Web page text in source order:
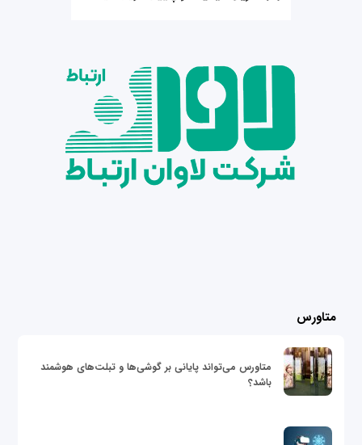
متاورس
متاورس می‌تواند پایانی بر گوشی‌ها و تبلت‌های هوشمند
باشد؟